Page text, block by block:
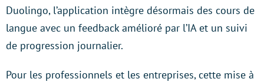
Duolingo, l’application intègre désormais des cours de
langue avec un feedback amélioré par l’IA et un suivi
de progression journalier.
Pour les professionnels et les entreprises, cette mise à